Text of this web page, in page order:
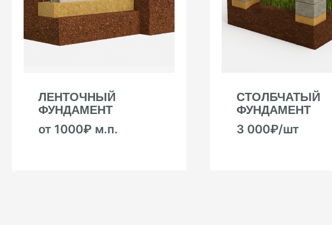
ЛЕНТОЧНЫЙ
ФУНДАМЕНТ
от 1000₽ м.п.
СТОЛБЧАТЫЙ
ФУНДАМЕНТ
3 000₽/шт